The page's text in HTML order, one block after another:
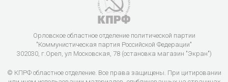
Орловское областное отделение политической партии
"Коммунистическая партия Российской Федерации"
302030, г.Орел, ул Московская, 78 (остановка магазин "Экран")
© КПРФ областное отделение. Все права защищены. При цитировании